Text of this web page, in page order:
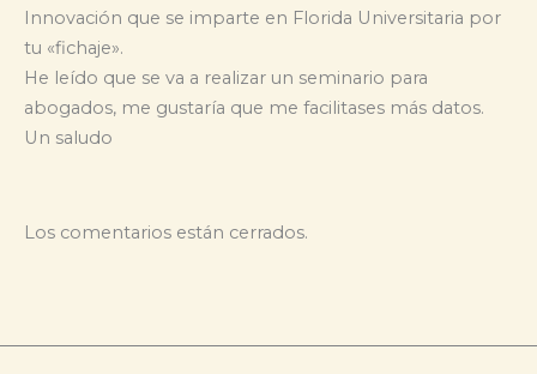
Innovación que se imparte en Florida Universitaria por
tu «fichaje».
He leído que se va a realizar un seminario para
abogados, me gustaría que me facilitases más datos.
Un saludo
Los comentarios están cerrados.